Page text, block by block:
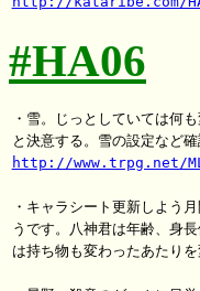
#HA06
・雪。じっとしていては何
http://www.trpg.net/
・キャラシート更新しよう
うです。八神君は年齢、身
は持ち物も変わったあたりを